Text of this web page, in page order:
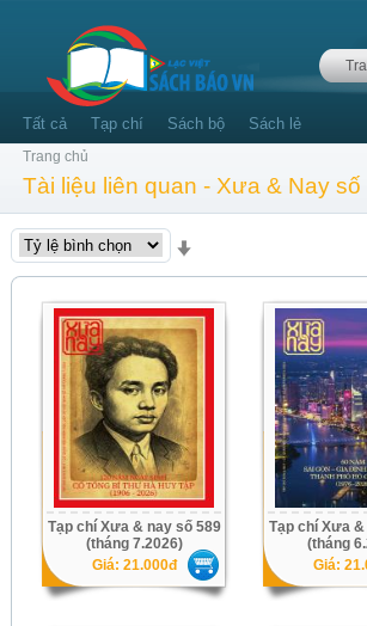
Tất cả Tạp chí Sách bộ Sách lẻ
Trang chủ
Tài liệu liên quan - Xưa & Nay
Tạp chí Xưa & nay số 589
(tháng 7.2026)
Giá: 21.000đ
Tạp chí Xưa
(tháng
Giá: